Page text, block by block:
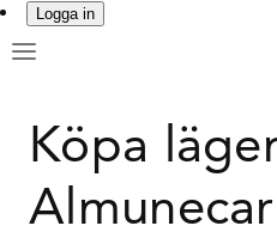
Logga in
Köpa
Almunecar